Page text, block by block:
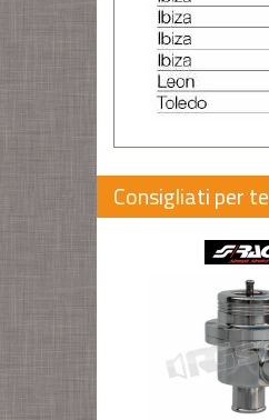
Consigliati per te